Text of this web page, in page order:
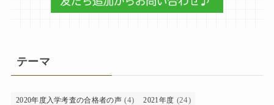
テーマ
2020年度入学考査の合格者の声 (4) 2021年度 (24)